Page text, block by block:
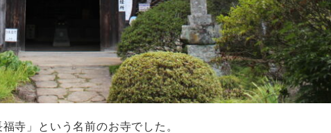
寺」という名前のお寺でした。